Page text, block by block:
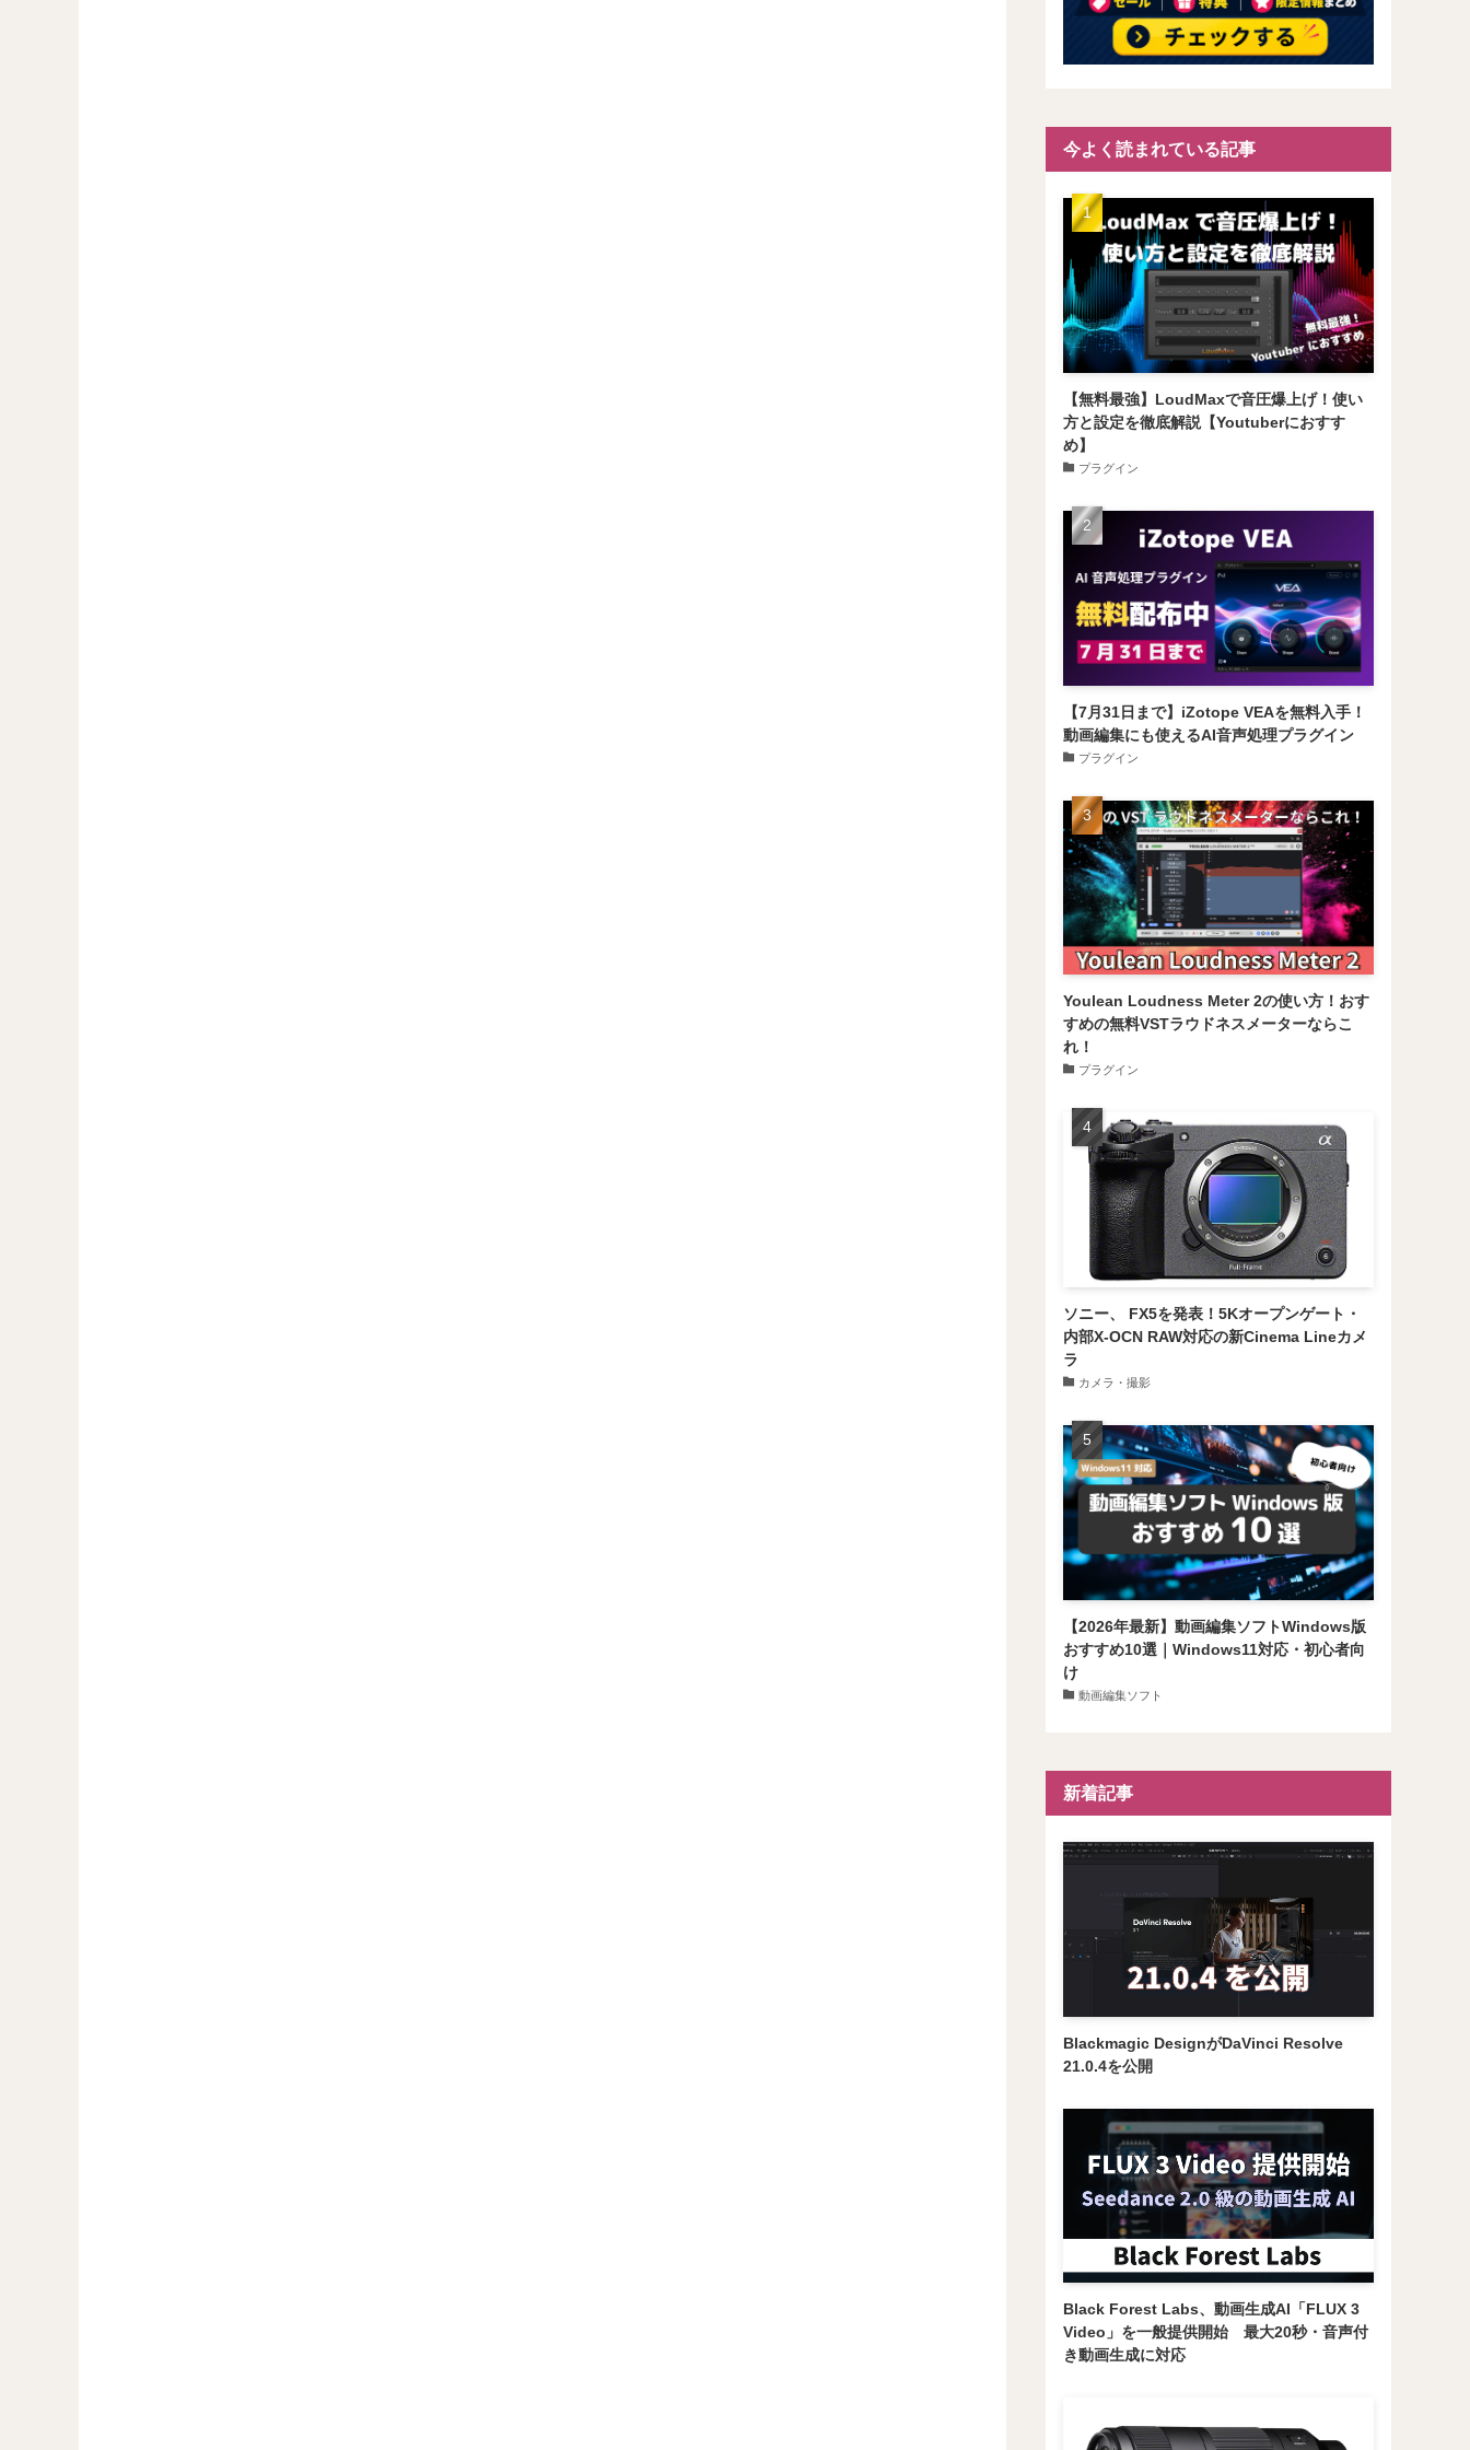
今よく読まれている記事
【無料最強】LoudMaxで音圧爆上げ！使い
方と設定を徹底解説【Youtuberにおすす
め】
プラグイン
【7月31日まで】iZotope VEAを無料入手！
動画編集にも使えるAI音声処理プラグイン
プラグイン
Youlean Loudness Meter 2の使い方！おす
すめの無料VSTラウドネスメーターならこ
れ！
プラグイン
ソニー、 FX5を発表！5Kオープンゲート・
内部X-OCN RAW対応の新Cinema Lineカメ
ラ
カメラ・撮影
【2026年最新】動画編集ソフトWindows版
おすすめ10選｜Windows11対応・初心者向
け
動画編集ソフト
新着記事
Blackmagic DesignがDaVinci Resolve
21.0.4を公開
Black Forest Labs、動画生成AI「FLUX 3
Video」を一般提供開始 最大20秒・音声付
き動画生成に対応